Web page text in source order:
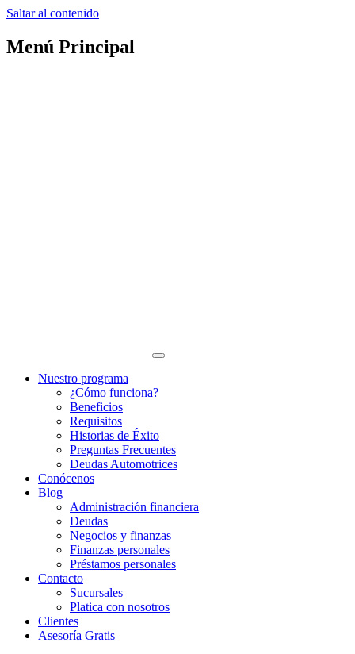
Saltar al contenido
Menú Principal
Nuestro programa
¿Cómo funciona?
Beneficios
Requisitos
Historias de Éxito
Preguntas Frecuentes
Deudas Automotrices
Conócenos
Blog
Administración financiera
Deudas
Negocios y finanzas
Finanzas personales
Préstamos personales
Contacto
Sucursales
Platica con nosotros
Clientes
Asesoría Gratis